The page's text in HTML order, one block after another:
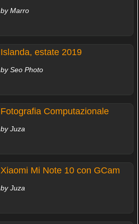
by Marro
Islanda, estate 2019
by Seo Photo
Fotografia Computazionale
by Juza
Xiaomi Mi Note 10 con GCam
by Juza